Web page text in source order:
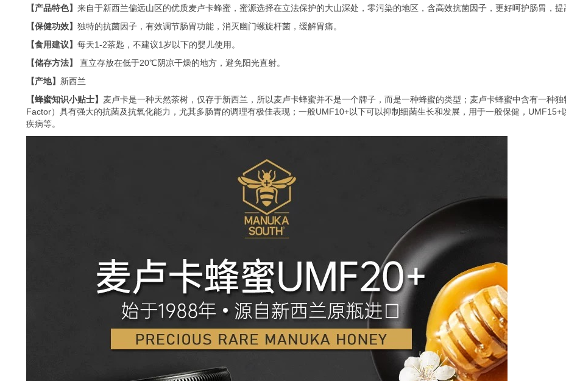
【产品特色】 来自于新西兰偏远山区的优质麦卢卡蜂蜜，蜜源选择在立法保护的大山深处，零污染的地区，含高效抗菌因子，更好呵护肠胃，提
【保健功效】 独特的抗菌因子，有效调节肠胃功能，消灭幽门螺旋杆菌，缓解胃痛。
【食用建议】 每天1-2茶匙，不建议1岁以下的婴儿使用。
【储存方法】
直立存放在低于20℃阴凉干燥的地方，避免阳光直射。
【产地】 新西兰
【蜂蜜知识小贴士】 麦卢卡是一种天然茶树，仅存于新西兰，所以麦卢卡蜂蜜并不是一个牌子，而是一种蜂蜜的类型；麦卢卡蜂蜜中含有一种
Factor）具有强大的抗菌及抗氧化能力，尤其多肠胃的调理有极佳表现；一般UMF10+以下可以抑制细菌生长和发展，用于一般保健，
疾病等。